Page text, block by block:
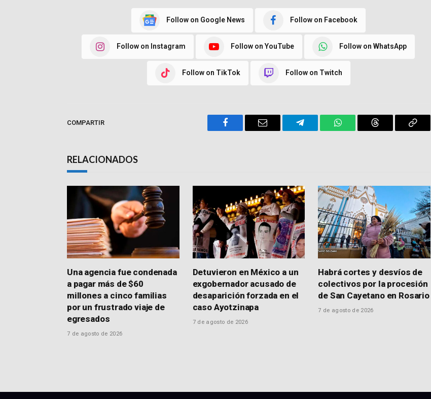
Follow on Google News Follow on Facebook
Follow on Instagram Follow on YouTube Follow on WhatsApp
Follow on TikTok Follow on Twitch
COMPARTIR
Facebook Email Telegram WhatsAppThreads
Copy
RELACIONADOS
Una agencia fue condenada
a pagar más de $60
millones a cinco familias
por un frustrado viaje de
egresados
7 de agosto de 2026
Detuvieron en México a un
exgobernador acusado de
desaparición forzada en el
caso Ayotzinapa
7 de agosto de 2026
Habrá cortes y desvíos de
colectivos por la procesión
de San Cayetano en Rosario
7 de agosto de 2026